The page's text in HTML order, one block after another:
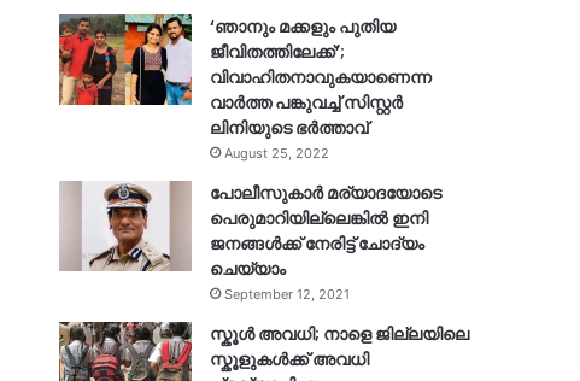
‘ഞാനും മക്കളും പുതിയ
ജീവിതത്തിലേക്ക്’;
വിവാഹിതനാവുകയാണെന്ന
വാർത്ത പങ്കുവച്ച് സിസ്റ്റർ
ലിനിയുടെ ഭർത്താവ്
August 25, 2022
പോലീസുകാര്‍ മര്യാദയോടെ
പെരുമാറിയില്ലെങ്കില്‍ ഇനി
ജനങ്ങള്‍ക്ക് നേരിട്ട് ചോദ്യം
ചെയ്യാം
September 12, 2021
സ്കൂൾ അവധി; നാളെ ജില്ലയിലെ
സ്കൂളുകൾക്ക് അവധി